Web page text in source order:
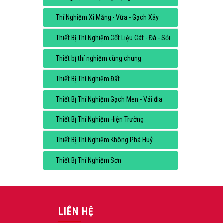
Thí Nghiệm Xi Măng - Vữa - Gạch Xây
Thiết Bị Thí Nghiệm Cốt Liệu Cát - Đá - Sỏi
Thiết bị thí nghiệm dùng chung
Thiết Bị Thí Nghiệm Đất
Thiết Bị Thí Nghiệm Gạch Men - Vải đia
Thiết Bị Thí Nghiệm Hiện Trường
Thiết Bị Thí Nghiệm Không Phá Huỷ
Thiết Bị Thí Nghiệm Sơn
LIÊN HỆ